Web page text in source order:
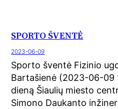
SPORTO ŠVENTĖ
2023-06-09
Sporto šventė Fizinio
Bartašienė (2023-06-
dieną Šiaulių miesto
Simono Daukanto